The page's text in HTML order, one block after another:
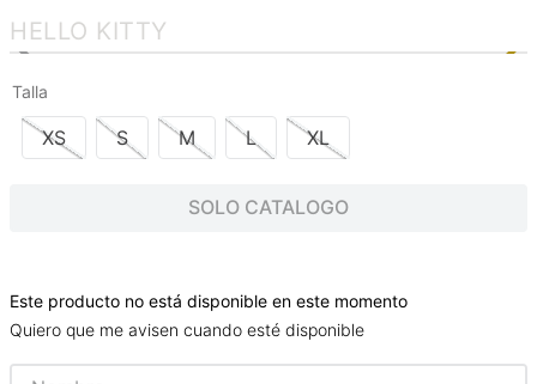
HELLO KITTY
Talla
XS S M L XL
SOLO CATALOGO
Este producto no está disponible en este momento
Quiero que me avisen cuando esté disponible